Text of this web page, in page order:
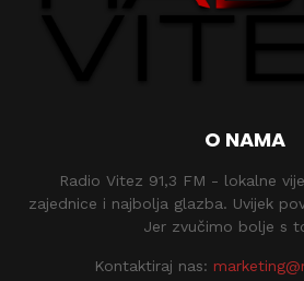
O NAMA
Radio Vitez 91,3 FM - lokalne
zajednice i najbolja glazba. Uvijek
Jer zvučimo bolje s
Kontaktiraj nas: